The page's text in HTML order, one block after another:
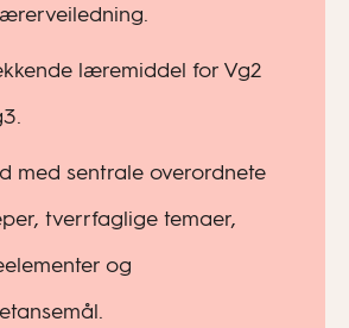
læremiddel for Vg2
med sentrale overordnete
tverrfaglige temaer,
og